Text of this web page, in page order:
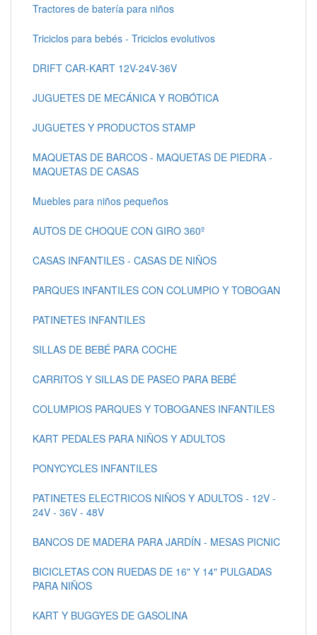
Tractores de batería para niños
Triciclos para bebés - Triciclos evolutivos
DRIFT CAR-KART 12V-24V-36V
JUGUETES DE MECÁNICA Y ROBÓTICA
JUGUETES Y PRODUCTOS STAMP
MAQUETAS DE BARCOS - MAQUETAS DE PIEDRA -
MAQUETAS DE CASAS
Muebles para niños pequeños
AUTOS DE CHOQUE CON GIRO 360º
CASAS INFANTILES - CASAS DE NIÑOS
PARQUES INFANTILES CON COLUMPIO Y TOBOGAN
PATINETES INFANTILES
SILLAS DE BEBÉ PARA COCHE
CARRITOS Y SILLAS DE PASEO PARA BEBÉ
COLUMPIOS PARQUES Y TOBOGANES INFANTILES
KART PEDALES PARA NIÑOS Y ADULTOS
PONYCYCLES INFANTILES
PATINETES ELECTRICOS NIÑOS Y ADULTOS - 12V -
24V - 36V - 48V
BANCOS DE MADERA PARA JARDÍN - MESAS PICNIC
BICICLETAS CON RUEDAS DE 16" Y 14" PULGADAS
PARA NIÑOS
KART Y BUGGYES DE GASOLINA